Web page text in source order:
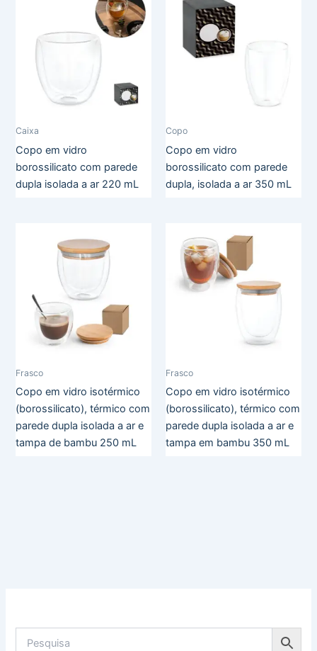
Caixa
Copo em vidro
borossilicato com parede
dupla isolada a ar 220 mL
Copo
Copo em vidro
borossilicato com parede
dupla, isolada a ar 350 mL
Frasco
Copo em vidro isotérmico
(borossilicato), térmico com
parede dupla isolada a ar e
tampa de bambu 250 mL
Frasco
Copo em vidro isotérmico
(borossilicato), térmico com
parede dupla isolada a ar e
tampa em bambu 350 mL